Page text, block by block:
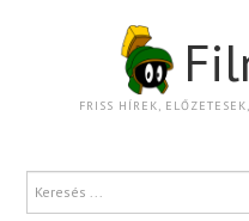
FRISS HÍREK,